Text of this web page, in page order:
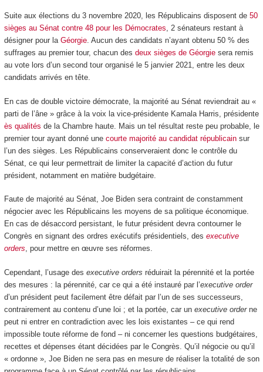
Suite aux élections du 3 novembre 2020, les Républicains disposent de 50
sièges au Sénat contre 48 pour les Démocrates, 2 sénateurs restant à
désigner pour la Géorgie. Aucun des candidats n’ayant obtenu 50 % des
suffrages au premier tour, chacun des deux sièges de Géorgiesera remis
au vote lors d’un second tour organisé le 5 janvier 2021, entre les deux
candidats arrivés en tête.
En cas de double victoire démocrate, la majorité au Sénat reviendrait au «
parti de l’âne » grâce à la voix la vice-présidente Kamala Harris, présidente
ès qualités de la Chambre haute. Mais un tel résultat reste peu probable, le
premier tour ayant donné une courte majorité au candidat républicainsur
l’un des sièges. Les Républicains conserveraient donc le contrôle du
Sénat, ce qui leur permettrait de limiter la capacité d’action du futur
président, notamment en matière budgétaire.
Faute de majorité au Sénat, Joe Biden sera contraint de constamment
négocier avec les Républicains les moyens de sa politique économique.
En cas de désaccord persistant, le futur président devra contourner le
Congrès en signant des ordres exécutifs présidentiels, des executive
orders, pour mettre en œuvre ses réformes.
Cependant, l’usage des executive orders réduirait la pérennité et la portée
des mesures : la pérennité, car ce qui a été instauré par l’executive order
d’un président peut facilement être défait par l’un de ses successeurs,
contrairement au contenu d’une loi ; et la portée, car un executive orderne
peut ni entrer en contradiction avec les lois existantes – ce qui rend
impossible toute réforme de fond – ni concerner les questions budgétaires,
recettes et dépenses étant décidées par le Congrès. Qu’il négocie ou qu’il
« ordonne », Joe Biden ne sera pas en mesure de réaliser la totalité de son